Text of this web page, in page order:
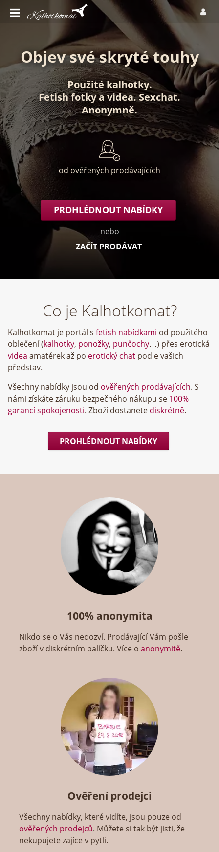
Objev své skryté touhy
Použité kalhotky.
Fetish fotkyavidea.Sexchat.
Anonymně.
od ověřených prodávajících
PROHLÉDNOUT NABÍDKY
nebo
ZAČÍT PRODÁVAT
Co je Kalhotkomat?
Kalhotkomat je portál s fetish nabídkami od použitého
oblečení (kalhotky, ponožky, punčochy…) přes erotická
videa amatérek až po erotický chat podle vašich
představ.
Všechny nabídky jsou od ověřených prodávajících. S
námi získáte záruku bezpečného nákupu se 100%
garancí spokojenosti. Zboží dostanete diskrétně.
PROHLÉDNOUT NABÍDKY
100% anonymita
Nikdo se o Vás nedozví. Prodávající Vám pošle
zboží v diskrétním balíčku. Více oanonymitě.
Ověření prodejci
Všechny nabídky, které vidíte, jsou pouze od
ověřených prodejců. Můžete si tak být jisti, že
nekupujete zajíce v pytli.